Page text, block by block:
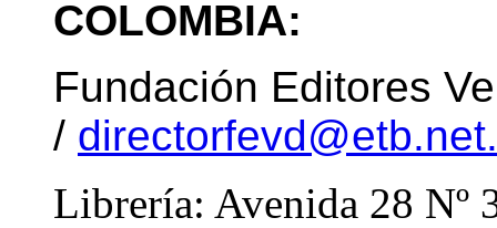
COLOMBIA:
Fundación Editores
/
Librería: Avenida 28 Nº